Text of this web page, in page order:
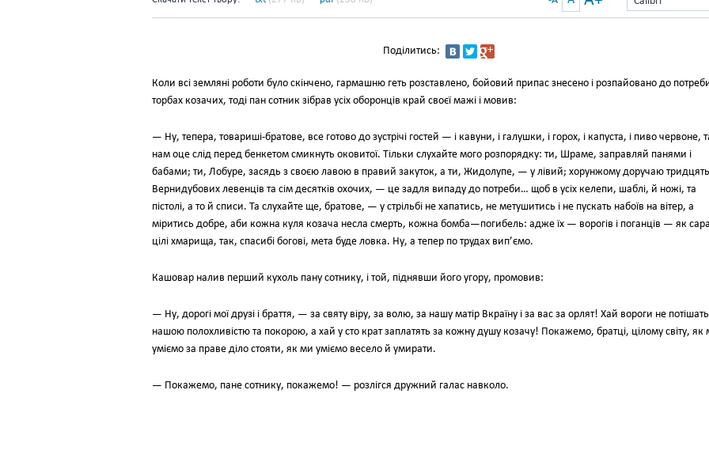
Поділитись:
Коли всі земляні роботи було скінчено, гармашню геть розставлено, бойовий припас знесено і розпайовано до
торбах козачих, тоді пан сотник зібрав усіх оборонців край своєї мажі і мовив:
— Ну, тепера, товариші-братове, все готово до зустрічі гостей — і кавуни, і галушки, і горох, і капуста, і пиво червоне,
нам оце слід перед бенкетом смикнуть оковитої. Тільки слухайте мого розпорядку: ти, Шраме, заправляй панями і
бабами; ти, Лобуре, засядь з своєю лавою в правий закуток, а ти, Жидолупе, — у лівий; хорунжому доручаю тридцять
Вернидубових левенців та сім десятків охочих, — це задля випаду до потреби… щоб в усіх келепи, шаблі, й ножі, та
пістолі, а то й списи. Та слухайте ще, братове, — у стрільбі не хапатись, не метушитись і не пускать набоїв на вітер, а
міритись добре, аби кожна куля козача несла смерть, кожна бомба—погибель: адже їх — ворогів і поганців — як
цілі хмарища, так, спасибі богові, мета буде ловка. Ну, а тепер по трудах вип’ємо.
Кашовар налив перший кухоль пану сотнику, і той, піднявши його угору, промовив:
— Ну, дорогі мої друзі і браття, — за святу віру, за волю, за нашу матір Вкраїну і за вас за орлят! Хай вороги не
нашою полохливістю та покорою, а хай у сто крат заплатять за кожну душу козачу! Покажемо, братці, цілому світу, як
уміємо за праве діло стояти, як ми уміємо весело й умирати.
— Покажемо, пане сотнику, покажемо! — розлігся дружний галас навколо.